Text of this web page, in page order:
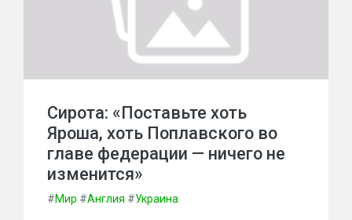
Сирота: «Поставьте хоть
Яроша, хоть Поплавского во
главе федерации — ничего не
изменится»
#Мир #Англия #Украина